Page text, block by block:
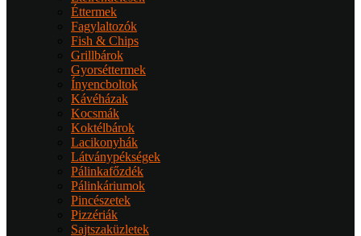
Éttermek
Fagylaltozók
Fish & Chips
Grillbárok
Gyorséttermek
Ínyencboltok
Kávéházak
Kocsmák
Koktélbárok
Lacikonyhák
Látványpékségek
Pálinkafőzdék
Pálinkáriumok
Pincészetek
Pizzériák
Sajtszaküzletek